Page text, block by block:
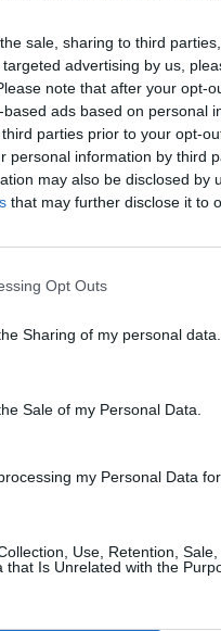
sale, sharing to third
advertising by us,
note that after your opt-
ads based on personal
parties prior to your opt-
personal information by third
may also be disclosed by
that may further disclose it to
Opt Outs
Sharing of my personal data.
Sale of my Personal Data.
my Personal Data
Use, Retention,
that Is Unrelated with the